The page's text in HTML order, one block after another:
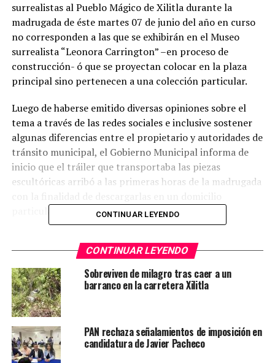
surrealistas al Pueblo Mágico de Xilitla durante la
madrugada de éste martes 07 de junio del año en curso
no corresponden a las que se exhibirán en el Museo
surrealista “Leonora Carrington” –en proceso de
construcción- ó que se proyectan colocar en la plaza
principal sino pertenecen a una colección particular.
Luego de haberse emitido diversas opiniones sobre el
tema a través de las redes sociales e inclusive sostener
algunas diferencias entre el propietario y autoridades de
tránsito municipal, el Gobierno Municipal informa de
inicio que el tráiler que transportaba las piezas
escultóricas arribó a las primeras horas de la madrugada
y esculturas, aunada a las calles reducidas tuvo
dificultades para ingresar porque había vehículos
estacionados y provocaría daños, sugiriendo al
responsable del convoy que las unidades quedarían
varadas metros antes del destino final ya que a esas
horas tampoco se podía despertar a los vecinos
comprometiéndose a despejar la calle durante la
mañana.
CONTINUAR LEYENDO
CONTINUAR LEYENDO
Sobreviven de milagro tras caer a un
barranco en la carretera Xilitla
PAN rechaza señalamientos de imposición en
candidatura de Javier Pacheco